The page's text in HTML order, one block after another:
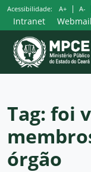
Pular
para
o
conteúdo
Acessibilidade: A+ | A-
Intranet Webmail
Tag: foi
órgão